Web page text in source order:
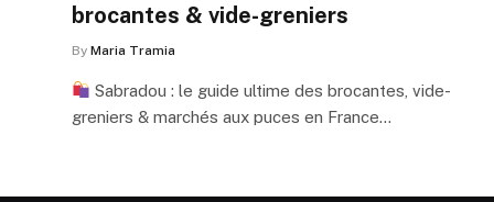
brocantes & vide-greniers
By Maria Tramia
Sabradou : le guide ultime des brocantes, vide-
greniers & marchés aux puces en France…